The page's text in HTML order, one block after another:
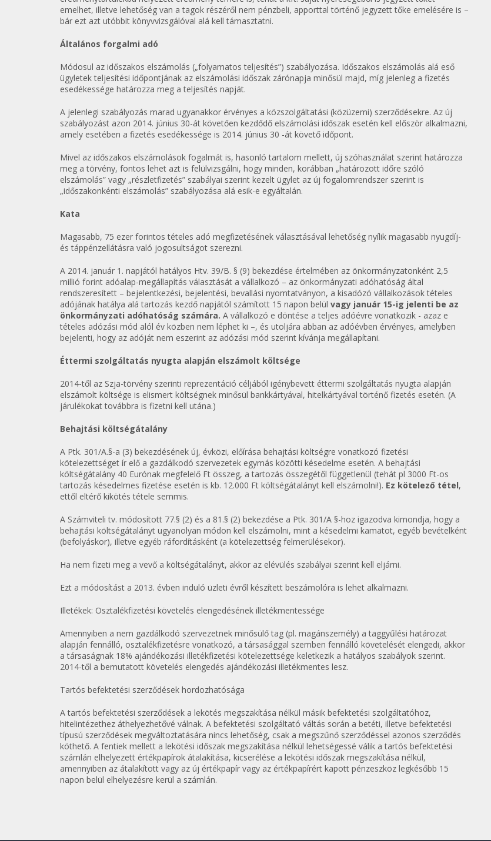
emelhet, illetve lehetőség van a tagok részéről nem pénzbeli, apporttal történő jegyzett tőke emelésére is –
bár ezt azt utóbbit könyvvizsgálóval alá kell támasztatni.
Általános forgalmi adó
Módosul az időszakos elszámolás („folyamatos teljesítés”) szabályozása. Időszakos elszámolás alá eső
ügyletek teljesítési időpontjának az elszámolási időszak zárónapja minősül majd, míg jelenleg a fizetés
esedékessége határozza meg a teljesítés napját.
A jelenlegi szabályozás marad ugyanakkor érvényes a közszolgáltatási (közüzemi) szerződésekre. Az új
szabályozást azon 2014. június 30-át követően kezdődő elszámolási időszak esetén kell először alkalmazni,
amely esetében a fizetés esedékessége is 2014. június 30 -át követő időpont.
Mivel az időszakos elszámolások fogalmát is, hasonló tartalom mellett, új szóhasználat szerint határozza
meg a törvény, fontos lehet azt is felülvizsgálni, hogy minden, korábban „határozott időre szóló
elszámolás” vagy „részletfizetés” szabályai szerint kezelt ügylet az új fogalomrendszer szerint is
„időszakonkénti elszámolás” szabályozása alá esik-e egyáltalán.
Kata
Magasabb, 75 ezer forintos tételes adó megfizetésének választásával lehetőség nyílik magasabb nyugdíj-
és táppénzellátásra való jogosultságot szerezni.
A 2014. január 1. napjától hatályos Htv. 39/B. § (9) bekezdése értelmében az önkormányzatonként 2,5
millió forint adóalap-megállapítás választását a vállalkozó – az önkormányzati adóhatóság által
rendszeresített – bejelentkezési, bejelentési, bevallási nyomtatványon, a kisadózó vállalkozások tételes
adójának hatálya alá tartozás kezdő napjától számított 15 napon belül vagy január 15-ig jelenti be az
önkormányzati adóhatóság számára. A vállalkozó e döntése a teljes adóévre vonatkozik - azaz e
tételes adózási mód alól év közben nem léphet ki –, és utoljára abban az adóévben érvényes, amelyben
bejelenti, hogy az adóját nem eszerint az adózási mód szerint kívánja megállapítani.
Éttermi szolgáltatás nyugta alapján elszámolt költsége
2014-től az Szja-törvény szerinti reprezentáció céljából igénybevett éttermi szolgáltatás nyugta alapján
elszámolt költsége is elismert költségnek minősül bankkártyával, hitelkártyával történő fizetés esetén. (A
járulékokat továbbra is fizetni kell utána.)
Behajtási költségátalány
A Ptk. 301/A.§-a (3) bekezdésének új, évközi, előírása behajtási költségre vonatkozó fizetési
kötelezettséget ír elő a gazdálkodó szervezetek egymás közötti késedelme esetén. A behajtási
költségátalány 40 Eurónak megfelelő Ft összeg, a tartozás összegétől függetlenül (tehát pl 3000 Ft-os
tartozás késedelmes fizetése esetén is kb. 12.000 Ft költségátalányt kell elszámolni!). Ez kötelező tétel,
ettől eltérő kikötés tétele semmis.
A Számviteli tv. módosított 77.§ (2) és a 81.§ (2) bekezdése a Ptk. 301/A §-hoz igazodva kimondja, hogy a
behajtási költségátalányt ugyanolyan módon kell elszámolni, mint a késedelmi kamatot, egyéb bevételként
(befolyáskor), illetve egyéb ráfordításként (a kötelezettség felmerülésekor).
Ha nem fizeti meg a vevő a költségátalányt, akkor az elévülés szabályai szerint kell eljárni.
Ezt a módosítást a 2013. évben induló üzleti évről készített beszámolóra is lehet alkalmazni.
Illetékek: Osztalékfizetési követelés elengedésének illetékmentessége
Amennyiben a nem gazdálkodó szervezetnek minősülő tag (pl. magánszemély) a taggyűlési határozat
alapján fennálló, osztalékfizetésre vonatkozó, a társasággal szemben fennálló követelését elengedi, akkor
a társaságnak 18% ajándékozási illetékfizetési kötelezettsége keletkezik a hatályos szabályok szerint.
2014-től a bemutatott követelés elengedés ajándékozási illetékmentes lesz.
Tartós befektetési szerződések hordozhatósága
A tartós befektetési szerződések a lekötés megszakítása nélkül másik befektetési szolgáltatóhoz,
hitelintézethez áthelyezhetővé válnak. A befektetési szolgáltató váltás során a betéti, illetve befektetési
típusú szerződések megváltoztatására nincs lehetőség, csak a megszűnő szerződéssel azonos szerződés
köthető. A fentiek mellett a lekötési időszak megszakítása nélkül lehetségessé válik a tartós befektetési
számlán elhelyezett értékpapírok átalakítása, kicserélése a lekötési időszak megszakítása nélkül,
amennyiben az átalakított vagy az új értékpapír vagy az értékpapírért kapott pénzeszköz legkésőbb 15
napon belül elhelyezésre kerül a számlán.